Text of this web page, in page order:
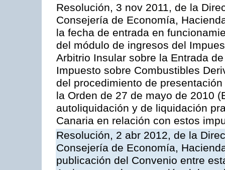
Resolución, 3 nov 2011, de la
Consejería de Economía,
la fecha de entrada en
del módulo de ingresos del
Arbitrio Insular sobre la Entrada
Impuesto sobre Combustibles
del procedimiento de
la Orden de 27 de mayo de 2010
autoliquidación y de liquidación
Canaria en relación con estos
Resolución, 2 abr 2012, de la
Consejería de Economía,
publicación del Convenio entre